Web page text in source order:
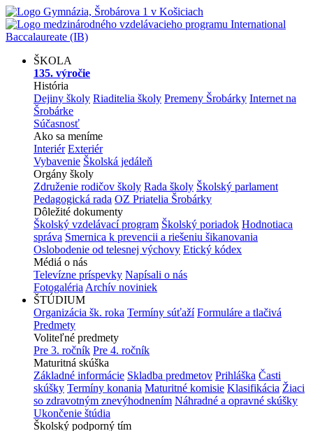
ŠKOLA
135. výročie
História
Dejiny školy Riaditelia školy Premeny Šrobárky Internet na
Šrobárke
Súčasnosť
Ako sa meníme
Interiér Exteriér
Vybavenie Školská jedáleň
Orgány školy
Združenie rodičov školy Rada školy Školský parlament
Pedagogická rada OZ Priatelia Šrobárky
Dôležité dokumenty
Školský vzdelávací program Školský poriadok Hodnotiaca
správa Smernica k prevencii a riešeniu šikanovania
Oslobodenie od telesnej výchovy Etický kódex
Médiá o nás
Televízne príspevky Napísali o nás
Fotogaléria Archív noviniek
ŠTÚDIUM
Organizácia šk. roka Termíny súťaží Formuláre a tlačivá
Predmety
Voliteľné predmety
Pre 3. ročník Pre 4. ročník
Maturitná skúška
Základné informácie Skladba predmetov Prihláška Časti
skúšky Termíny konania Maturitné komisie Klasifikácia Žiaci
so zdravotným znevýhodnením Náhradné a opravné skúšky
Ukončenie štúdia
Školský podporný tím